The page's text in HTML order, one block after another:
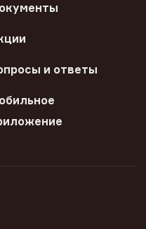
и ответы